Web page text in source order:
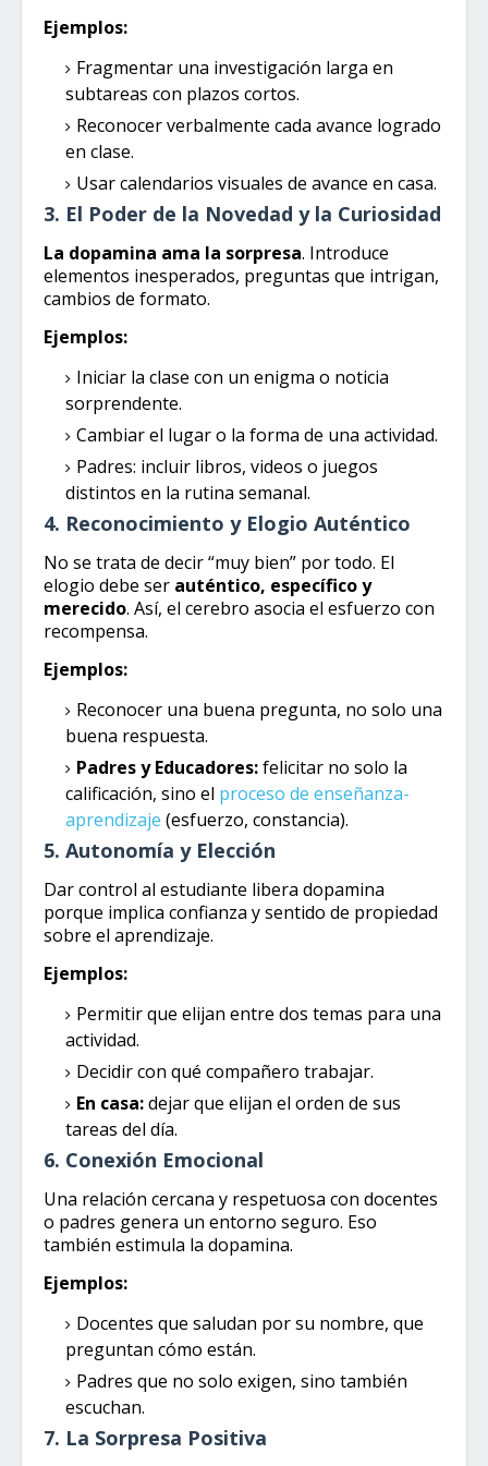
Ejemplos:
Fragmentar una investigación larga en
subtareas con plazos cortos.
Reconocer verbalmente cada avance logrado
en clase.
Usar calendarios visuales de avance en casa.
3. El Poder de la Novedad y la Curiosidad
La dopamina ama la sorpresa. Introduce
elementos inesperados, preguntas que intrigan,
cambios de formato.
Ejemplos:
Iniciar la clase con un enigma o noticia
sorprendente.
Cambiar el lugar o la forma de una actividad.
Padres: incluir libros, videos o juegos
distintos en la rutina semanal.
4. Reconocimiento y Elogio Auténtico
No se trata de decir “muy bien” por todo. El
elogio debe ser auténtico, específico y
merecido. Así, el cerebro asocia el esfuerzo con
recompensa.
Ejemplos:
Reconocer una buena pregunta, no solo una
buena respuesta.
Padres y Educadores:felicitar no solo la
calificación, sino el proceso de enseñanza-
aprendizaje (esfuerzo, constancia).
5. Autonomía y Elección
Dar control al estudiante libera dopamina
porque implica confianza y sentido de propiedad
sobre el aprendizaje.
Ejemplos:
Permitir que elijan entre dos temas para una
actividad.
Decidir con qué compañero trabajar.
En casa:dejar que elijan el orden de sus
tareas del día.
6. Conexión Emocional
Una relación cercana y respetuosa con docentes
o padres genera un entorno seguro. Eso
también estimula la dopamina.
Ejemplos:
Docentes que saludan por su nombre, que
preguntan cómo están.
Padres que no solo exigen, sino también
escuchan.
7. La Sorpresa Positiva